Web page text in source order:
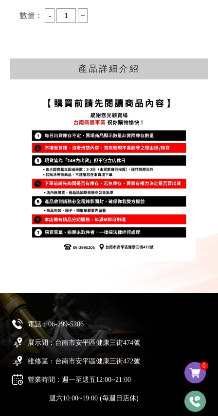
0
數量：
產品詳細介紹
電話：06-299-5206
展示間：台南市安平區健康三街474號
維修區：台南市安平區健康三街472號
營業時間：週一至週五12:00~21:00
週六10:00~19:00 (每週日店休)